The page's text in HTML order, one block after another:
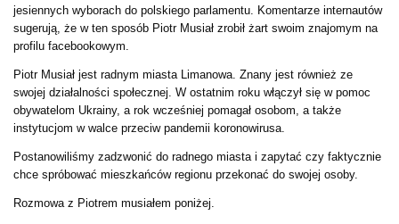
jesiennych wyborach do polskiego parlamentu. Komentarze internautów
sugerują, że w ten sposób Piotr Musiał zrobił żart swoim znajomym na
profilu facebookowym.
Piotr Musiał jest radnym miasta Limanowa. Znany jest również ze
swojej działalności społecznej. W ostatnim roku włączył się w pomoc
obywatelom Ukrainy, a rok wcześniej pomagał osobom, a także
instytucjom w walce przeciw pandemii koronowirusa.
Postanowiliśmy zadzwonić do radnego miasta i zapytać czy faktycznie
chce spróbować mieszkańców regionu przekonać do swojej osoby.
Rozmowa z Piotrem musiałem poniżej.